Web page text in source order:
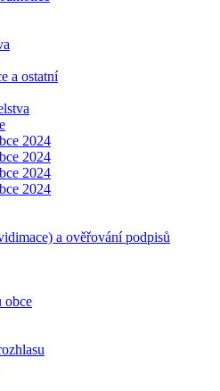
a ostatní
2024
2024
2024
2024
a ověřování podpisů
obce